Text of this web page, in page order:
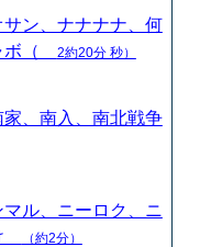
ン、ナナナナ、何
ボ（
2約20分 秒）
、南入、南北戦争
ル、ニーロク、ニ
（約2分）